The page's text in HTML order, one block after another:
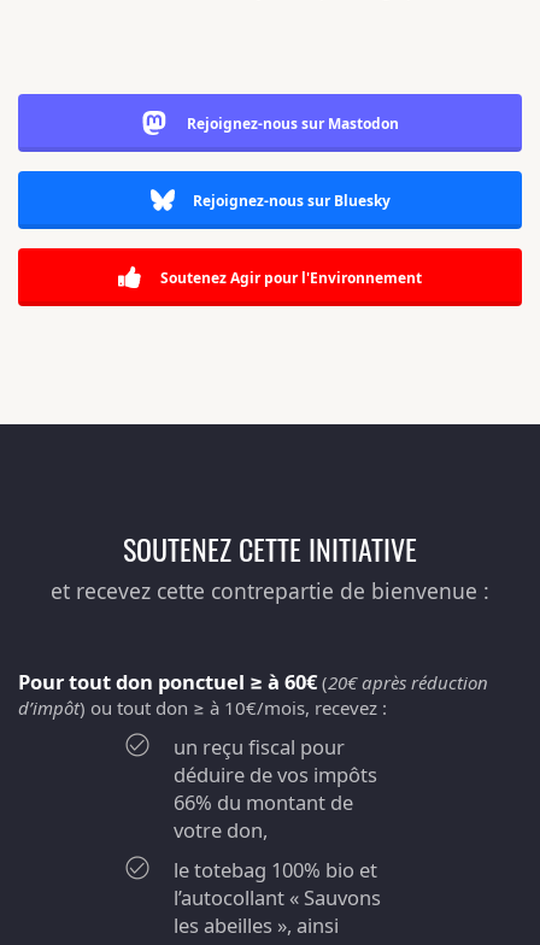
Rejoignez-nous sur Mastodon
Rejoignez-nous sur Bluesky
Soutenez Agir pour l'Environnement
SOUTENEZ CETTE INITIATIVE
et recevez cette contrepartie de bienvenue :
Pour tout don ponctuel ≥ à 60€ (20€ après réduction
d’impôt) ou tout don ≥ à 10€/mois, recevez :
un reçu fiscal pour
déduire de vos impôts
66% du montant de
votre don,
le totebag 100% bio et
l’autocollant « Sauvons
les abeilles », ainsi